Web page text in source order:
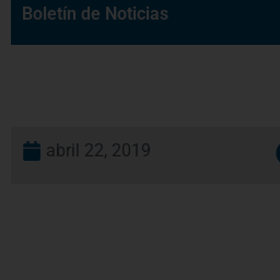
Boletín de Noticias
abril 22, 2019